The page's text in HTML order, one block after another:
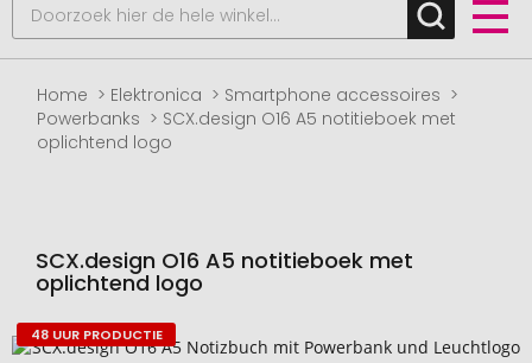
Home Elektronica
Smartphone accessoires
Powerbanks
SCX.design O16 A5 notitieboek met
oplichtend logo
SCX.design O16 A5 notitieboek met
oplichtend logo
Naar
48 UUR PRODUCTIE